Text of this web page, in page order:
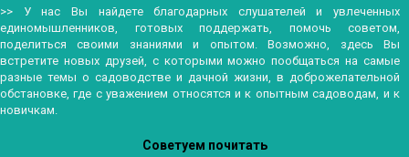
>> У нас Вы найдете благодарных слушателей и увлеченных
единомышленников, готовых поддержать, помочь советом,
поделиться своими знаниями и опытом. Возможно, здесь Вы
встретите новых друзей, с которыми можно пообщаться на самые
разные темы о садоводстве и дачной жизни, в доброжелательной
обстановке, где с уважением относятся и к опытным садоводам, и к
новичкам.
Советуем почитать